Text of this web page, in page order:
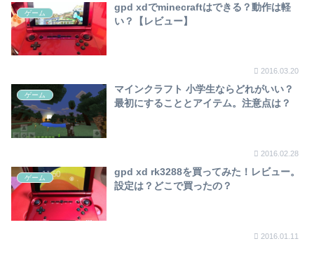
ゲーム
gpd xdでminecraftはできる？動作は軽
い？【レビュー】
2016.03.20
ゲーム
マインクラフト 小学生ならどれがいい？
最初にすることとアイテム。注意点は？
2016.02.28
ゲーム
gpd xd rk3288を買ってみた！レビュー。
設定は？どこで買ったの？
2016.01.11